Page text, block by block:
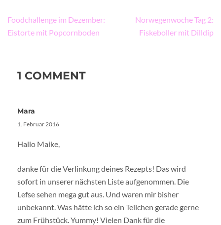
Beitragsnavigation
Foodchallenge im Dezember:
Eistorte mit Popcornboden
Norwegenwoche Tag 2:
Fiskeboller mit Dilldip
1 COMMENT
Mara
1. Februar 2016
Hallo Maike,
danke für die Verlinkung deines Rezepts! Das wird
sofort in unserer nächsten Liste aufgenommen. Die
Lefse sehen mega gut aus. Und waren mir bisher
unbekannt. Was hätte ich so ein Teilchen gerade gerne
zum Frühstück. Yummy! Vielen Dank für die